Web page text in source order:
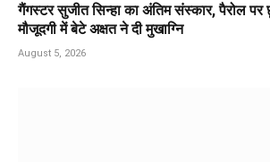
गैंगस्टर सुजीत सिन्हा का अंतिम संस्कार, पैरोल पर
मौजूदगी में बेटे अक्षत ने दी मुखाग्नि
August 5, 2026